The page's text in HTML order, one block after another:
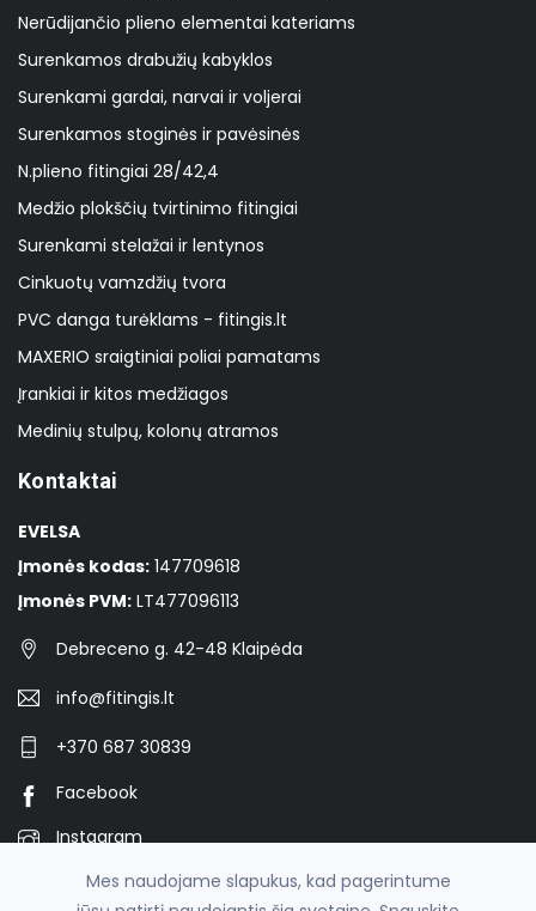
Nerūdijančio plieno elementai kateriams
Surenkamos drabužių kabyklos
Surenkami gardai, narvai ir voljerai
Surenkamos stoginės ir pavėsinės
N.plieno fitingiai 28/42,4
Medžio plokščių tvirtinimo fitingiai
Surenkami stelažai ir lentynos
Cinkuotų vamzdžių tvora
PVC danga turėklams - fitingis.lt
MAXERIO sraigtiniai poliai pamatams
Įrankiai ir kitos medžiagos
Medinių stulpų, kolonų atramos
Kontaktai
EVELSA
Įmonės kodas: 147709618
Įmonės PVM: LT477096113
Debreceno g. 42-48 Klaipėda
info@fitingis.lt
+370 687 30839
Facebook
Instagram
Mes naudojame slapukus, kad pagerintume